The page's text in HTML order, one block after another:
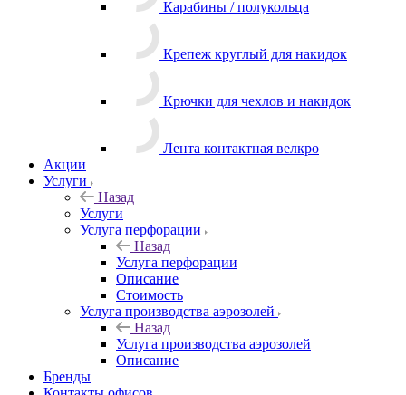
Карабины / полукольца
Крепеж круглый для накидок
Крючки для чехлов и накидок
Лента контактная велкро
Акции
Услуги
Назад
Услуги
Услуга перфорации
Назад
Услуга перфорации
Описание
Стоимость
Услуга производства аэрозолей
Назад
Услуга производства аэрозолей
Описание
Бренды